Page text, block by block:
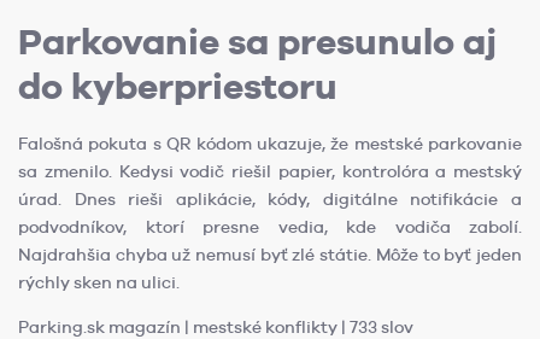
Parkovanie sa presunulo aj
do kyberpriestoru
Falošná pokuta s QR kódom ukazuje, že mestské parkovanie
sa zmenilo. Kedysi vodič riešil papier, kontrolóra a mestský
úrad. Dnes rieši aplikácie, kódy, digitálne notifikácie a
podvodníkov, ktorí presne vedia, kde vodiča zabolí.
Najdrahšia chyba už nemusí byť zlé státie. Môže to byť jeden
rýchly sken na ulici.
Parking.sk magazín | mestské konflikty | 733 slov